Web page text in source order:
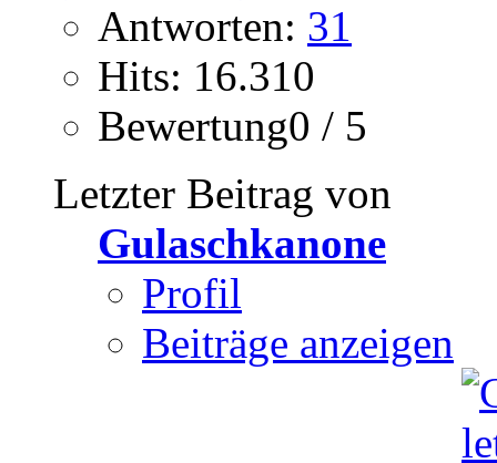
Antworten: 31
Hits: 16.310
Bewertung0 / 5
Letzter Beitrag von
Gulaschkanone
Profil
Beiträge anzeigen